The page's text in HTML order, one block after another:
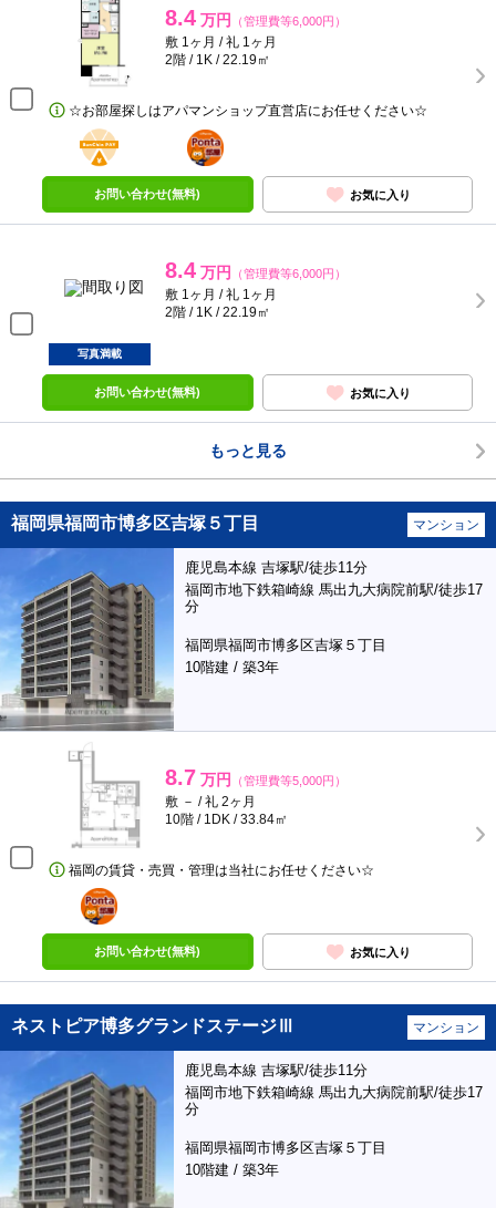
8.4 万円 （管理費等6,000円）
敷 1ヶ月 / 礼 1ヶ月
2階 / 1K / 22.19㎡
☆お部屋探しはアパマンショップ直営店にお任せください☆
BunChinPAY
ポンタ
部屋
お問い合わせ(無料) お気に入り
8.4 万円 （管理費等6,000円）
敷 1ヶ月 / 礼 1ヶ月
2階 / 1K / 22.19㎡
写真満載
お問い合わせ(無料) お気に入り
もっと見る
福岡県福岡市博多区吉塚５丁目 マンション
鹿児島本線 吉塚駅/徒歩11分
福岡市地下鉄箱崎線 馬出九大病院前駅/徒歩17
分
福岡県福岡市博多区吉塚５丁目
10階建 / 築3年
8.7 万円 （管理費等5,000円）
敷 － / 礼 2ヶ月
10階 / 1DK / 33.84㎡
福岡の賃貸・売買・管理は当社にお任せください☆
ポンタ
部屋
お問い合わせ(無料) お気に入り
ネストピア博多グランドステージⅢ マンション
鹿児島本線 吉塚駅/徒歩11分
福岡市地下鉄箱崎線 馬出九大病院前駅/徒歩17
分
福岡県福岡市博多区吉塚５丁目
10階建 / 築3年